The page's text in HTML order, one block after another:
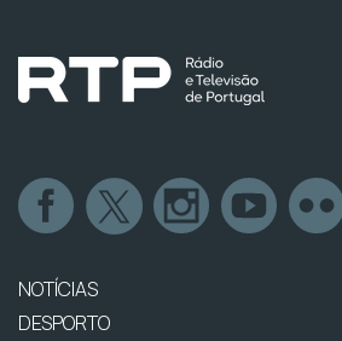
NOTÍCIAS
DESPORTO